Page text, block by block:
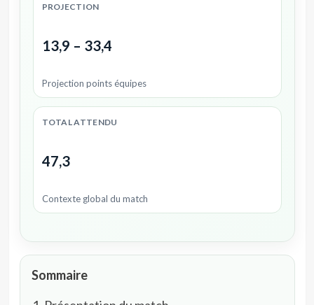
PROJECTION
13,9 – 33,4
Projection points équipes
TOTAL ATTENDU
47,3
Contexte global du match
Sommaire